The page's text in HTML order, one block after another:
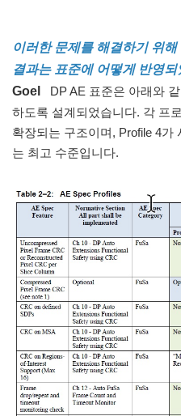
이러한 문제를 해결하기 위
결과는 표준에 어떻게 반영
Goel
DP AE 표준은 아래와
하도록 설계되었습니다. 각 프
확장되는 구조이며, Profile 4가
는 최고 수준입니다.